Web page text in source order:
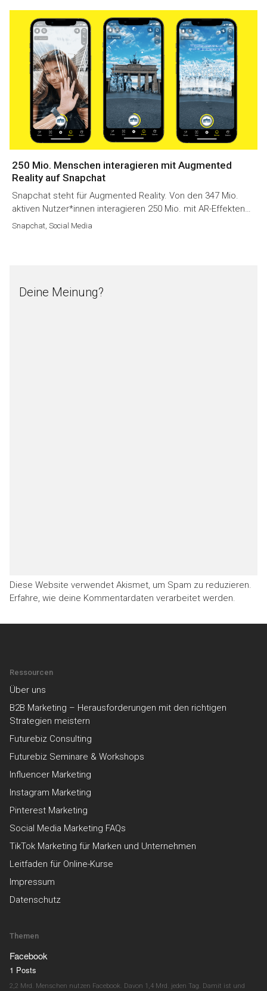
250 Mio. Menschen interagieren mit Augmented
Reality auf Snapchat
Snapchat steht für Augmented Reality. Von den 347 Mio.
aktiven Nutzer*innen interagieren 250 Mio. mit AR-Effekten…
Snapchat Social Media
Deine Meinung?
Diese Website verwendet Akismet, um Spam zu reduzieren.
Erfahre, wie deine Kommentardaten verarbeitet werden.
Ressourcen
Über uns
B2B Marketing – Herausforderungen mit den richtigen
Strategien meistern
Futurebiz Consulting
Futurebiz Seminare & Workshops
Influencer Marketing
Instagram Marketing
Pinterest Marketing
Social Media Marketing FAQs
TikTok Marketing für Marken und Unternehmen
Leitfaden für Online-Kurse
Impressum
Datenschutz
Themen
Facebook
1 Posts
2,2 Mrd. Menschen nutzen Facebook. Davon 1,4 Mrd. jeden Tag. Damit ist und